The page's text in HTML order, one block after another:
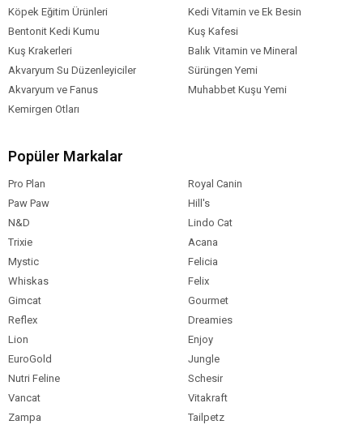
Boyutu
İçerik
Paket Boyutu
Özelliği
Köpek Eğitim Ürünleri
Kedi Vitamin ve Ek Besin
Bentonit Kedi Kumu
Kuş Kafesi
Kuş Krakerleri
Balık Vitamin ve Mineral
Akvaryum Su Düzenleyiciler
Sürüngen Yemi
Akvaryum ve Fanus
Muhabbet Kuşu Yemi
Kemirgen Otları
Popüler Markalar
Pro Plan
Royal Canin
Paw Paw
Hill's
N&D
Lindo Cat
Trixie
Acana
Mystic
Felicia
Whiskas
Felix
Gimcat
Gourmet
Reflex
Dreamies
Lion
Enjoy
EuroGold
Jungle
Nutri Feline
Schesir
Vancat
Vitakraft
Zampa
Tailpetz